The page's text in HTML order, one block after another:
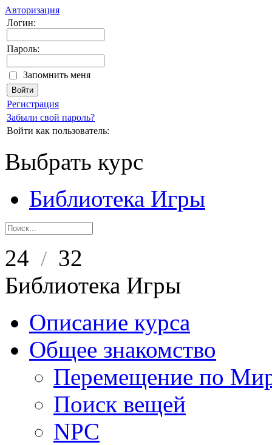
Авторизация
Логин:
Пароль:
Запомнить меня
Регистрация
Забыли свой пароль?
Войти как пользователь:
Выбрать курс
Библиотека Игры
24 / 32
Библиотека Игры
Описание курса
Общее знакомство
Перемещение по
Поиск вещей
NPC